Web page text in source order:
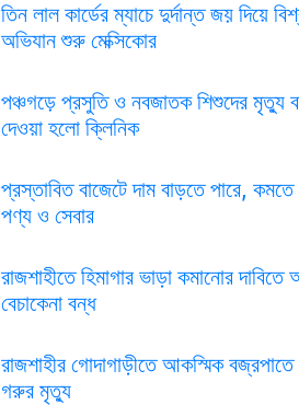
তিন লাল কার্ডের ম্যাচে দুর্দান্ত জয় দিয়ে
অভিযান শুরু মেক্সিকোর
পঞ্চগড়ে প্রসুতি ও নবজাতক শিশুদের মৃত্যু
দেওয়া হলো ক্লিনিক
প্রস্তাবিত বাজেটে দাম বাড়তে পারে, কমতে
পণ্য ও সেবার
রাজশাহীতে হিমাগার ভাড়া কমানোর
বেচাকেনা বন্ধ
রাজশাহীর গোদাগাড়ীতে আকস্মিক
গরুর মৃত্যু